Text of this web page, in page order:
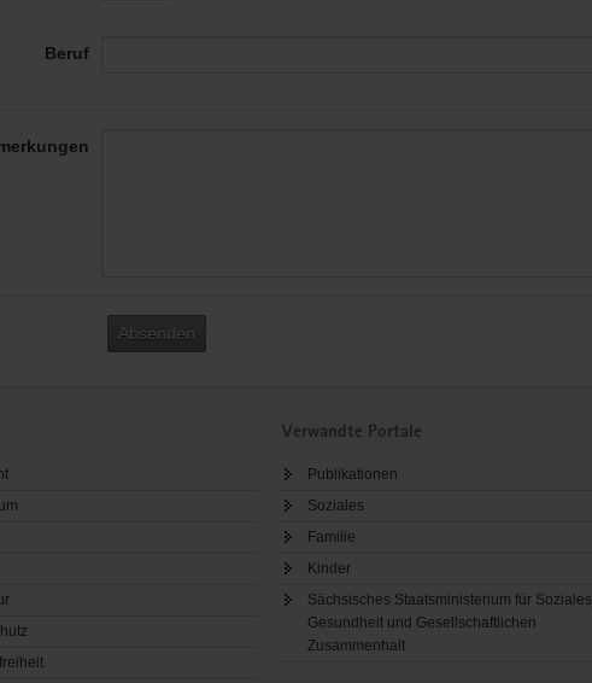
Beruf
Absenden
Verwandte Portale
Publikationen
Soziales
Familie
Kinder
Sächsisches Staatsministerium für Soziales,
Gesundheit und Gesellschaftlichen
Zusammenhalt